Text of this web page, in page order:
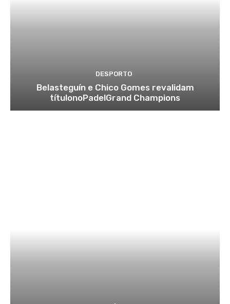
DESPORTO
Belasteguín e Chico Gomes revalidam
títulonoPadelGrand Champions